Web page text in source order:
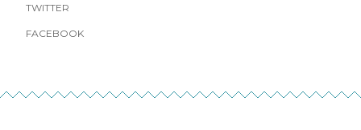
TWITTER
FACEBOOK